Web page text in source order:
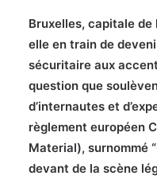
Bruxelles, capitale de
elle en train de
sécuritaire aux
question que
d’internautes et
règlement européen
Material), surnommé
devant de la scène